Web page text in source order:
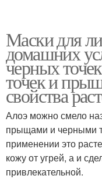
Маски для
домашних
черных
точек и
свойства
Алоэ можно смело
прыщами и черными
применении это
кожу от угрей, а и
привлекательной.